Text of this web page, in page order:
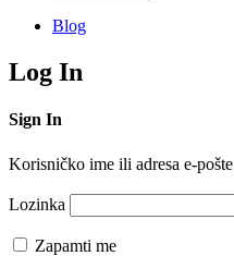
Blog
Log In
Sign In
Korisničko ime ili adresa e-pošte
Lozinka
Zapamti me